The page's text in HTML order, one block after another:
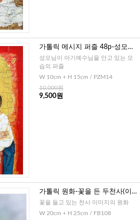
가톨릭 메시지 퍼즐 48p-성모자
(이태리)
성모님이 아기예수님을 안고 있는 모
습의 퍼즐
W 10cm + H 15cm / PZM14
10,000원
9,500원
가톨릭 원화-꽃을 든 두천사(이
태리) 25cm
꽃을 들고 있는 천사 이미지의 원화
W 20cm + H 25cm / FB108